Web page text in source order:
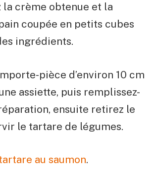
la crème obtenue et la
coupée en petits cubes
ingrédients.
pièce d’environ 10 cm
assiette, puis remplissez-
ensuite retirez le
le tartare de légumes.
au saumon.